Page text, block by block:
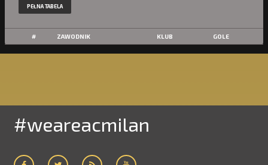
PEŁNA TABELA
# ZAWODNIK KLUB GOLE
#weareacmilan